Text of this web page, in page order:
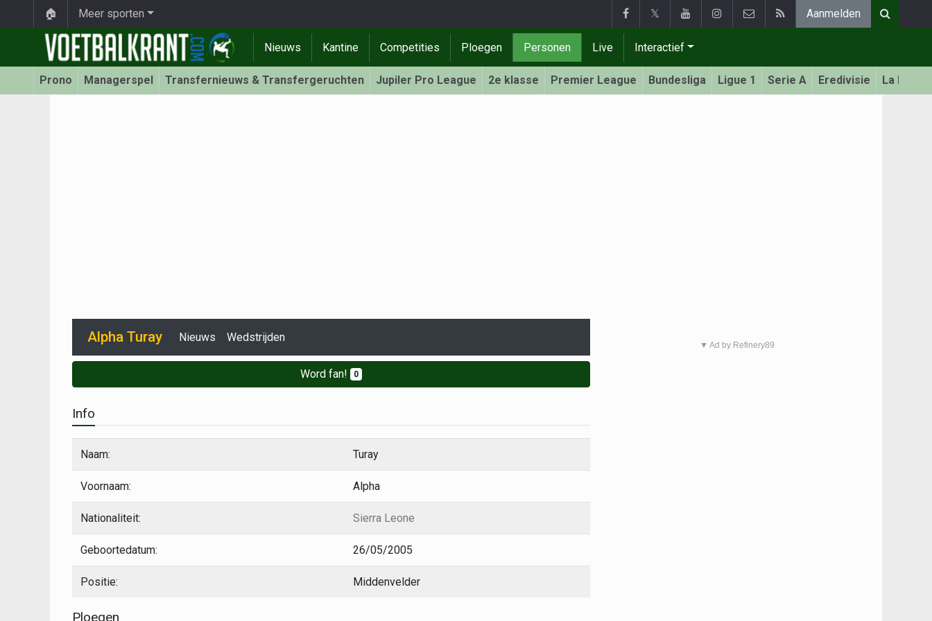
🏠 Meer sporten 𝕏 Aanmelden
Nieuws Kantine Competities Ploegen Personen Live Interactief
Prono Managerspel Transfernieuws & Transfergeruchten Jupiler Pro League 2e klasse Premier League Bundesliga Ligue 1 Serie A Eredivisie La Liga
Alpha Turay Nieuws Wedstrijden
Word fan! 0
Info
Naam: Turay
Voornaam: Alpha
Nationaliteit: Sierra Leone
Geboortedatum: 26/05/2005
Positie: Middenvelder
Ploegen
▼ Ad by Refinery89